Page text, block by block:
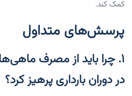
کمک کند.
پرسش‌های متداول
۱. چرا باید از مصرف
در دوران بارداری پرهیز کرد؟